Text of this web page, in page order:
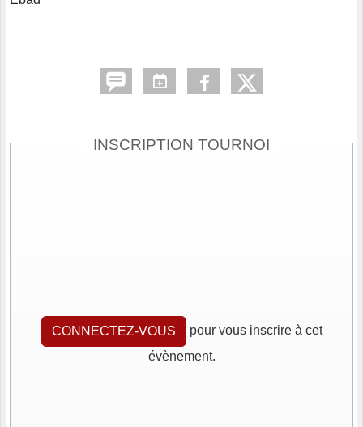
INSCRIPTION TOURNOI
CONNECTEZ-VOUS
pour vous inscrire à cet
évènement.